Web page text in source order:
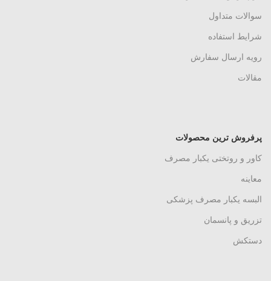
سوالات متداول
شرایط استفاده
رویه ارسال سفارش
مقالات
پرفروش ترین محصولات
کاور و روتختی یکبار مصرف
معاینه
البسه یکبار مصرف پزشکی
تزریق و پانسمان
دستکش